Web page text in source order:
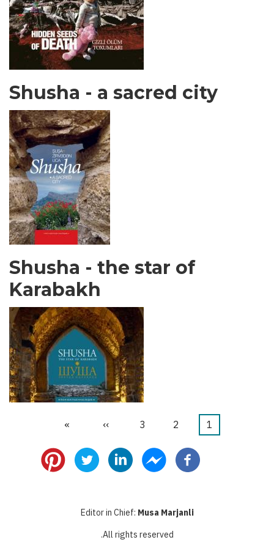
Shusha - a sacred city
Shusha - the star of
Karabakh
דף
1 דף
2 דף
3
הדף
››
הדף
»
Editor in Chief: Musa Marjanli
All rights reserved.